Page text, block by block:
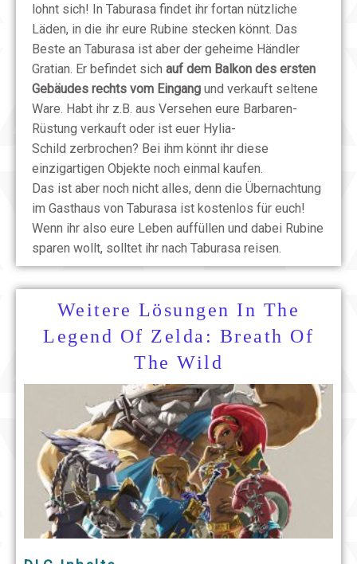
lohnt sich! In Taburasa findet ihr fortan nützliche
Läden, in die ihr eure Rubine stecken könnt. Das
Beste an Taburasa ist aber der geheime Händler
Gratian. Er befindet sich auf dem Balkon des ersten
Gebäudes rechts vom Eingang und verkauft seltene
Ware. Habt ihr z.B. aus Versehen eure Barbaren-
Rüstung verkauft oder ist euer Hylia-
Schild zerbrochen? Bei ihm könnt ihr diese
einzigartigen Objekte noch einmal kaufen.
Das ist aber noch nicht alles, denn die Übernachtung
im Gasthaus von Taburasa ist kostenlos für euch!
Wenn ihr also eure Leben auffüllen und dabei Rubine
sparen wollt, solltet ihr nach Taburasa reisen.
Weitere Lösungen In The
Legend Of Zelda: Breath Of
The Wild